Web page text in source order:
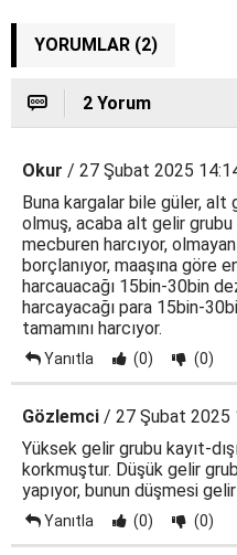
YORUMLAR (2)
2 Yorum
Okur / 27 Şubat 2025
Buna kargalar bile güler,
olmuş, acaba alt gelir grubu
mecburen harcıyor,
borçlanıyor, maaşına göre
harcauacağı 15bin-30bin
harcayacağı para 15bin-
tamamını harcıyor.
Yanıtla (0) (0)
Gözlemci / 27 Şubat 2025
Yüksek gelir grubu kayıt-
korkmuştur. Düşük gelir
yapıyor, bunun düşmesi gelir
Yanıtla (0) (0)